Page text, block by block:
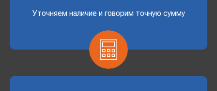
Уточняем наличие и говорим точную сумму